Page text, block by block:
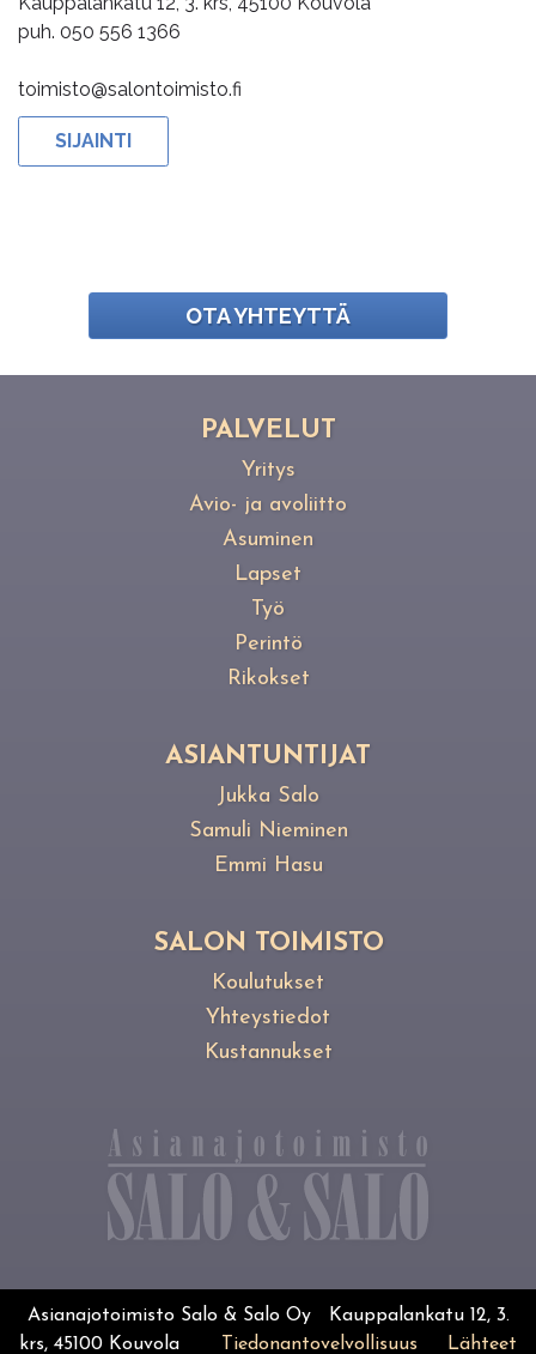
puh. 050 556 1366
toimisto@salontoimisto.fi
SIJAINTI
OTA YHTEYTTÄ
PAL­VE­LUT
Yritys
Avio- ja avoliitto
Asuminen
Lapset
Työ
Perintö
Rikokset
ASIANTUNTIJAT
Jukka Salo
Samuli Nieminen
Emmi Hasu
SALON TOIMISTO
Koulutukset
Yhteystiedot
Kustannukset
Asianajotoimisto Salo & Salo Oy Kauppalankatu 12, 3.
krs, 45100 Kouvola
Tiedonantovelvollisuus Lähteet